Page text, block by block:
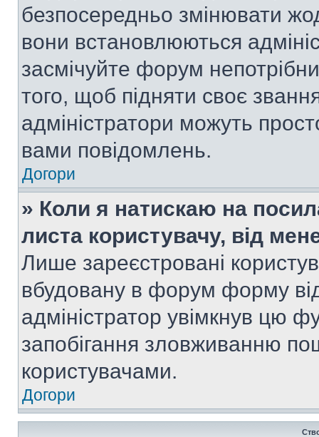
безпосередньо змінювати
вони встановлюються
засмічуйте форум
того, щоб підняти своє
адміністратори можуть
вами повідомлень.
Догори
» Коли я натискаю на
листа користувачу, від
Лише зареєстровані
вбудовану в форум форму
адміністратор увімкнув цю
запобігання зловживанню
користувачами.
Догори